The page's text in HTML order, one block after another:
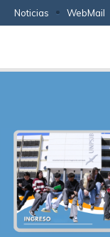
Noticias WebMail